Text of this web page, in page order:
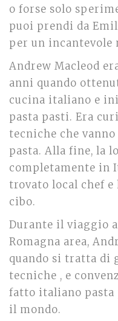
o forse solo
puoi prendi da
per un incantevole
Andrew Macleod
anni quando
cucina italiano e
pasta pasti. Era
tecniche che
pasta. Alla fine, la
completamente in
trovato local chef
cibo.
Durante il viaggio
Romagna area,
quando si tratta di
tecniche , e
fatto italiano
il mondo.